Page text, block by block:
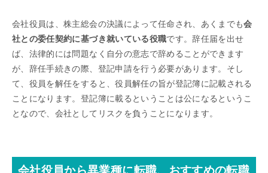
会社役員は、株主総会の決議によって任命され、あくまでも会
社との委任契約に基づき就いている役職です。辞任届を出せ
ば、法律的には問題なく自分の意志で辞めることができます
が、辞任手続きの際、登記申請を行う必要があります。そし
て、役員を解任をすると、役員解任の旨が登記簿に記載される
ことになります。登記簿に載るということは公になるというこ
となので、会社としてリスクを負うことになります。
会社役員から異業種に転職、おすすめの転職